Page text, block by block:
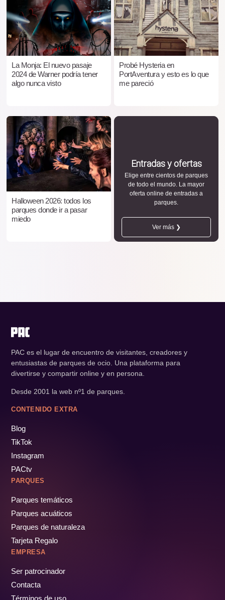
La Monja: El nuevo pasaje
2024 de Warner podría tener
algo nunca visto
Probé Hysteria en
PortAventura y esto es lo que
me pareció
Halloween 2026: todos los
parques donde ir a pasar
miedo
Entradas y ofertas
Elige entre cientos de parques
de todo el mundo. La mayor
oferta online de entradas a
parques.
Ver más ❯
PAC es el lugar de encuentro de visitantes, creadores y
entusiastas de parques de ocio. Una plataforma para
divertirse y compartir online y en persona.
Desde 2001 la web nº1 de parques.
CONTENIDO EXTRA
Blog
TikTok
Instagram
PACtv
PARQUES
Parques temáticos
Parques acuáticos
Parques de naturaleza
Tarjeta Regalo
EMPRESA
Ser patrocinador
Contacta
Términos de uso